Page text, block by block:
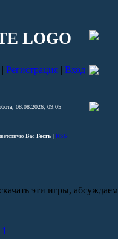
LOGO
Регистрация| Вход
08.08.2026, 09:05
Вас Гость| RSS
эти игры,
1